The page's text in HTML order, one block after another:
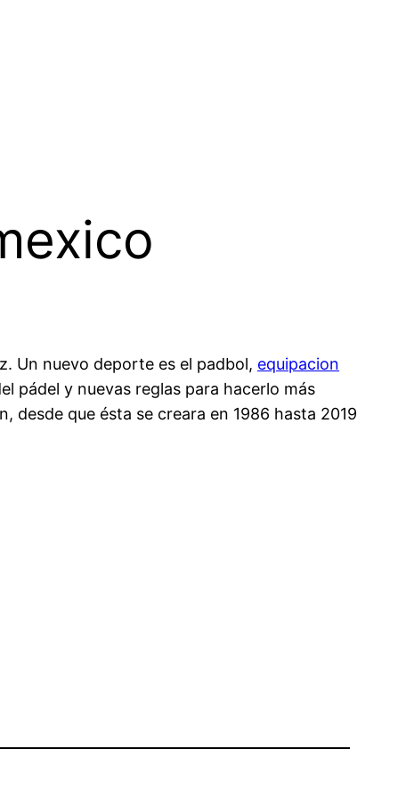
Un nuevo deporte es el padbol, equipacion
pádel y nuevas reglas para hacerlo más
desde que ésta se creara en 1986 hasta 2019